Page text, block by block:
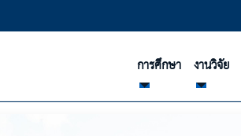
การศึกษา งานวิจัย